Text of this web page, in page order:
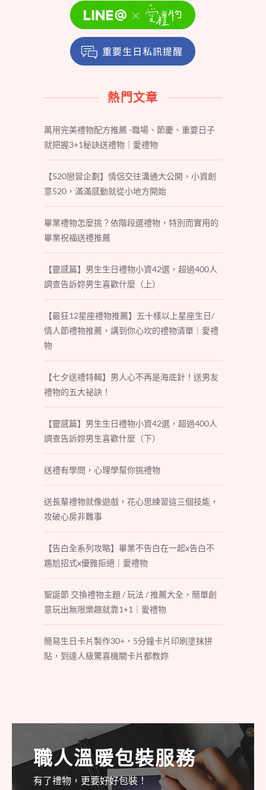
熱門文章
萬用完美禮物配方推薦 -職場、節慶、重要日子
就把握3+1秘訣送禮物｜愛禮物
【520戀習企劃】情侶交往溝通大公開，小資創
意520，滿滿感動就從小地方開始
畢業禮物怎麼挑？依階段選禮物，特別而實用的
畢業祝福送禮推薦
【靈感篇】男生生日禮物小資42選，超過400人
調查告訴妳男生喜歡什麼（上）
【最狂12星座禮物推薦】五十樣以上星座生日/
情人節禮物推薦，講到你心坎的禮物清單｜愛禮
物
【七夕送禮特輯】男人心不再是海底針！送男友
禮物的五大祕訣！
【靈感篇】男生生日禮物小資42選，超過400人
調查告訴妳男生喜歡什麼（下）
送禮有學問，心理學幫你挑禮物
送長輩禮物就像遊戲，花心思練習這三個技能，
攻破心房非難事
【告白全系列攻略】畢業不告白在一起x告白不
尷尬招式x優雅拒絕｜愛禮物
聖誕節 交換禮物主題 / 玩法 / 推薦大全，簡單創
意玩出無限樂趣就靠1+1｜愛禮物
簡易生日卡片製作30+，5分鐘卡片印刷塗抹拼
貼，到達人級驚喜機關卡片都教妳
職人溫暖包裝服務
有了禮物，更要好好包裝！